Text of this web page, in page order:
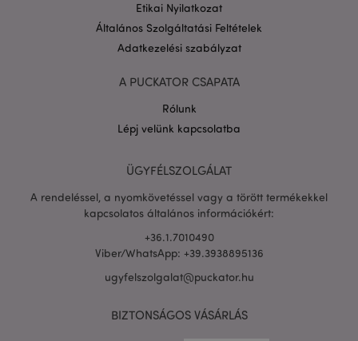
Etikai Nyilatkozat
Általános Szolgáltatási Feltételek
Adatkezelési szabályzat
A PUCKATOR CSAPATA
Rólunk
Lépj velünk kapcsolatba
ÜGYFÉLSZOLGÁLAT
A rendeléssel, a nyomkövetéssel vagy a törött termékekkel
kapcsolatos általános információkért:
+36.1.7010490
Viber/WhatsApp: +39.3938895136
ugyfelszolgalat@puckator.hu
BIZTONSÁGOS VÁSÁRLÁS